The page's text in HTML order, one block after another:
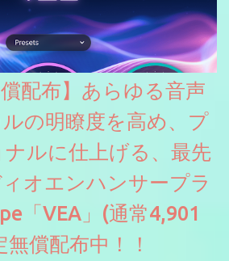
償配布】あらゆる音声
の明瞭度を高め、プ
ルに仕上げる、最先
オエンハンサープラ
「VEA」(通常4,901
償配布中！！